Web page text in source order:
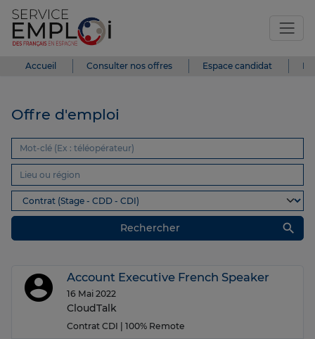
Accueil Consulter nos offres Espace candidat
Offre d'emploi
Rechercher search
Account Executive French Speaker
16 Mai 2022
CloudTalk
Contrat CDI | 100% Remote